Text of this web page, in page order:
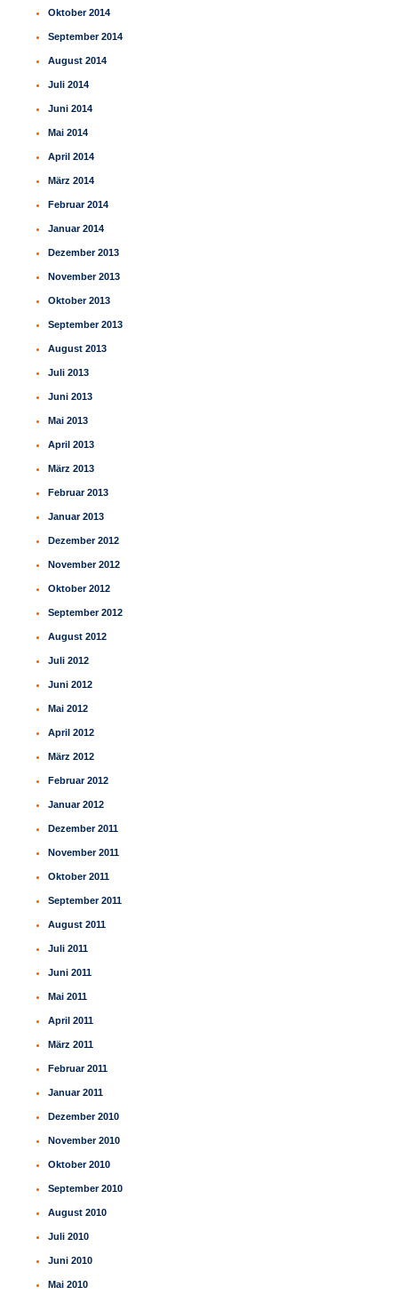
Oktober 2014
September 2014
August 2014
Juli 2014
Juni 2014
Mai 2014
April 2014
März 2014
Februar 2014
Januar 2014
Dezember 2013
November 2013
Oktober 2013
September 2013
August 2013
Juli 2013
Juni 2013
Mai 2013
April 2013
März 2013
Februar 2013
Januar 2013
Dezember 2012
November 2012
Oktober 2012
September 2012
August 2012
Juli 2012
Juni 2012
Mai 2012
April 2012
März 2012
Februar 2012
Januar 2012
Dezember 2011
November 2011
Oktober 2011
September 2011
August 2011
Juli 2011
Juni 2011
Mai 2011
April 2011
März 2011
Februar 2011
Januar 2011
Dezember 2010
November 2010
Oktober 2010
September 2010
August 2010
Juli 2010
Juni 2010
Mai 2010